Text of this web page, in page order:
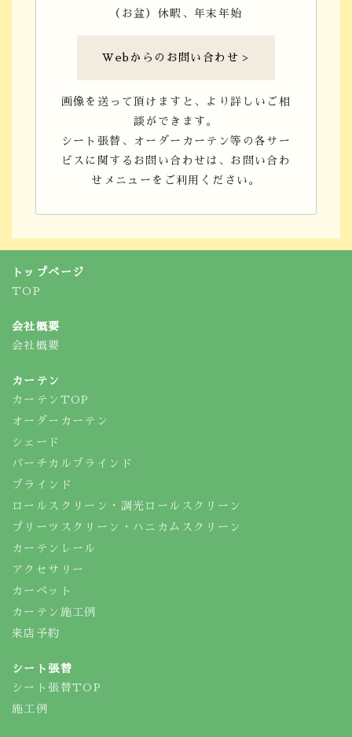
（お盆）休暇、年末年始
Webからのお問い合わせ >
画像を送って頂けますと、より詳しいご相
談ができます。
シート張替、オーダーカーテン等の各サー
ビスに関するお問い合わせは、お問い合わ
せメニューをご利用ください。
トップページ
TOP
会社概要
会社概要
カーテン
カーテンTOP
オーダーカーテン
シェード
バーチカルブラインド
ブラインド
ロールスクリーン・調光ロールスクリーン
プリーツスクリーン・ハニカムスクリーン
カーテンレール
アクセサリー
カーペット
カーテン施工例
来店予約
シート張替
シート張替TOP
施工例